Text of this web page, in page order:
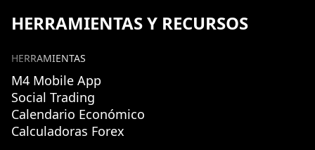
HERRAMIENTAS Y RECURSOS
HERRAMIENTAS
M4 Mobile App
Social Trading
Calendario Económico
Calculadoras Forex